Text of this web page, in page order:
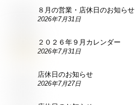
８月の営業・店休日のお知らせ
2026年7月31日
２０２６年９月カレンダー
2026年7月31日
店休日のお知らせ
2026年7月27日